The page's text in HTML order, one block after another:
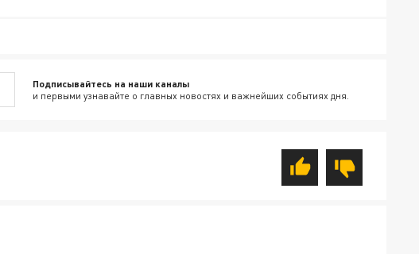
Подписывайтесь на наши каналы
и первыми узнавайте о главных новостях и важнейших событиях дня.